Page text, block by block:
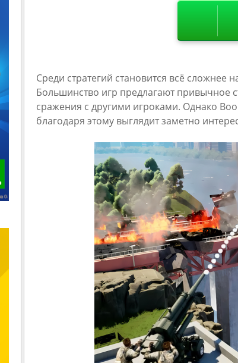
Среди стратегий становится всё
Большинство игр предлагают привычное
сражения с другими игроками. Однако
благодаря этому выглядит заметно